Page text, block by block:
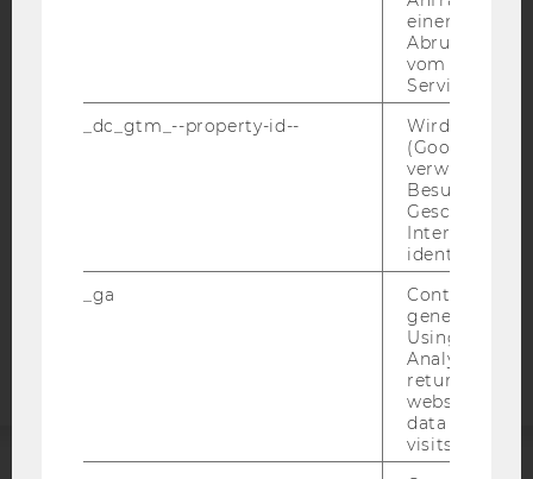
BARRIEREFREIHEITSERKLÄRUNG WEBSEITE
DATENSCHUTZERKLÄRUNG
DATENSCHUTZERKLÄRUNG SOCIAL MEDIA
STUDIENBEWERBER*INNEN UND STUDIERENDE
Barrierefreiheitserklärung
einen Fehler
Abrufen
vom AMP
Service an.
_dc_gtm_--property-id--
Wird von
(Google Tag
verwendet,
Besucher
Geschlecht
Interessen zu
identifizieren.
_ga
Contains a
generated
Using this
Analytics can
returning
website and
data from
visits.